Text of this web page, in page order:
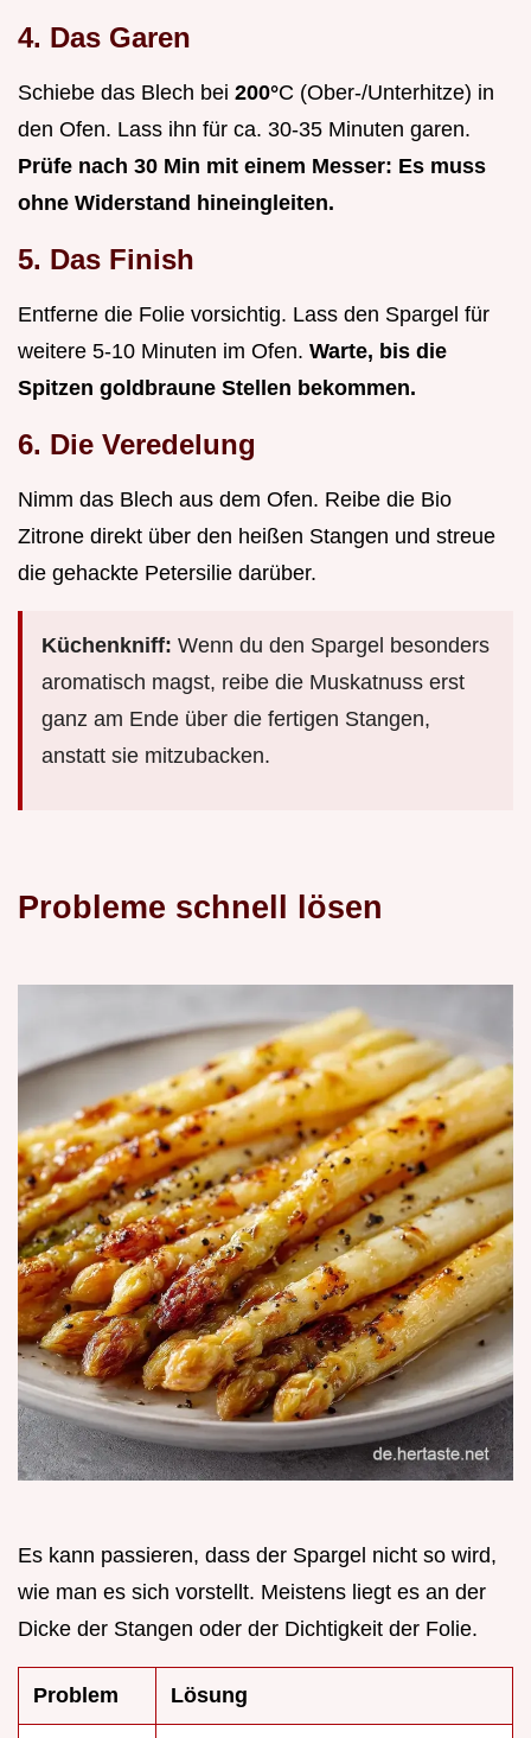
4. Das Garen
Schiebe das Blech bei 200°C (Ober-/Unterhitze) in
den Ofen. Lass ihn für ca. 30-35 Minuten garen.
Prüfe nach 30 Min mit einem Messer: Es muss
ohne Widerstand hineingleiten.
5. Das Finish
Entferne die Folie vorsichtig. Lass den Spargel für
weitere 5-10 Minuten im Ofen. Warte, bis die
Spitzen goldbraune Stellen bekommen.
6. Die Veredelung
Nimm das Blech aus dem Ofen. Reibe die Bio
Zitrone direkt über den heißen Stangen und streue
die gehackte Petersilie darüber.
Küchenkniff: Wenn du den Spargel besonders
aromatisch magst, reibe die Muskatnuss erst
ganz am Ende über die fertigen Stangen,
anstatt sie mitzubacken.
Probleme schnell lösen
Es kann passieren, dass der Spargel nicht so wird,
wie man es sich vorstellt. Meistens liegt es an der
Dicke der Stangen oder der Dichtigkeit der Folie.
Problem Lösung